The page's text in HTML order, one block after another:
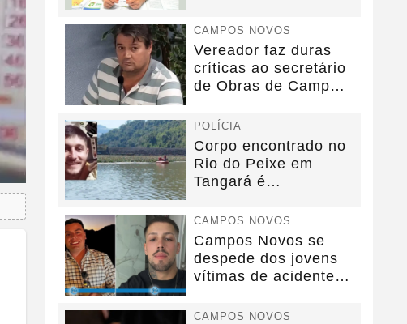
CAMPOS NOVOS
Vereador faz duras
críticas ao secretário
de Obras de Campos
POLÍCIA
Corpo encontrado no
Rio do Peixe em
Tangará é
CAMPOS NOVOS
Campos Novos se
despede dos jovens
vítimas de acidente
CAMPOS NOVOS